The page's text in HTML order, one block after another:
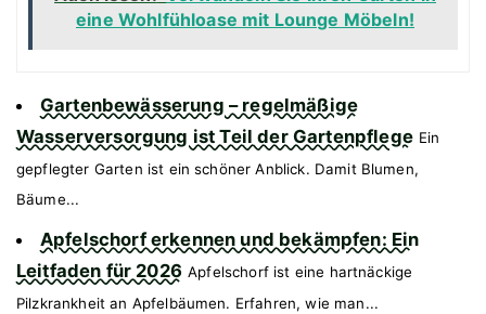
eine Wohlfühloase mit Lounge Möbeln!
Gartenbewässerung – regelmäßige
Wasserversorgung ist Teil der Gartenpflege Ein
gepflegter Garten ist ein schöner Anblick. Damit Blumen,
Bäume...
Apfelschorf erkennen und bekämpfen: Ein
Leitfaden für 2026 Apfelschorf ist eine hartnäckige
Pilzkrankheit an Apfelbäumen. Erfahren, wie man...